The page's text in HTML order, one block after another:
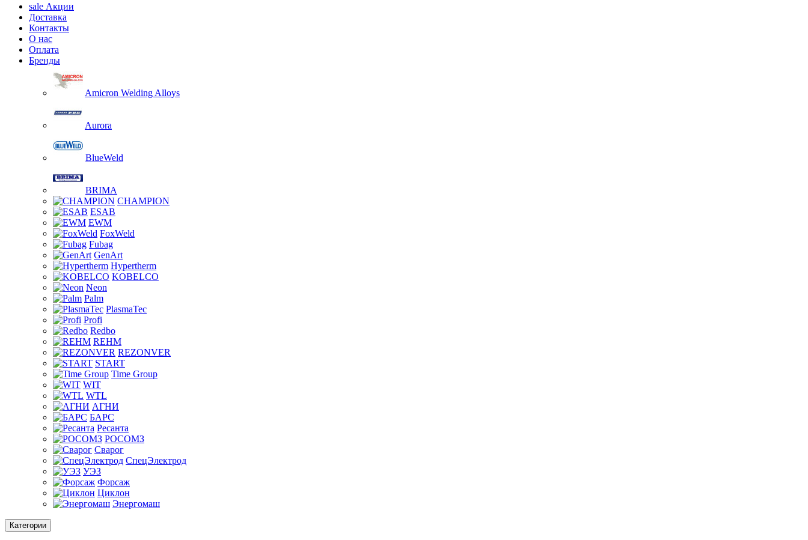
sale Акции
Доставка
Контакты
О нас
Оплата
Бренды
Amicron Welding Alloys
Aurora
BlueWeld
BRIMA
CHAMPION
ESAB
EWM
FoxWeld
Fubag
GenArt
Hypertherm
KOBELCO
Neon
Palm
PlasmaTec
Profi
Redbo
REHM
REZONVER
START
Time Group
WIT
WTL
АГНИ
БАРС
Ресанта
РОСОМЗ
Сварог
СпецЭлектрод
УЭЗ
Форсаж
Циклон
Энергомаш
Категории